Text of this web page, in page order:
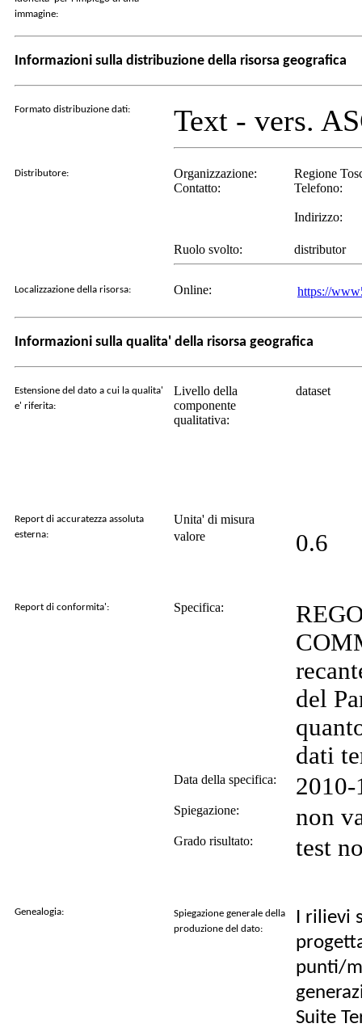
immagine:
Informazioni sulla distribuzione della risorsa geografica
Formato distribuzione dati: Text - vers.
Distributore: Organizzazione:
Regione
Contatto:
Telefono:
Indirizzo:
Ruolo svolto: distributor
Localizzazione della risorsa: Online: https://
Informazioni sulla qualita' della risorsa geografica
Estensione del dato a cui la qualita'
e' riferita:
Livello della
componente
qualitativa:
dataset
Report di accuratezza assoluta
esterna:
Unita' di misura
valore
0.6
Report di conformita': Specifica:
del
dati
Data della specifica:
Spiegazione: non
Grado risultato: test
Genealogia:
Spiegazione generale della
produzione del dato:
I rilievi
punti/
Suite